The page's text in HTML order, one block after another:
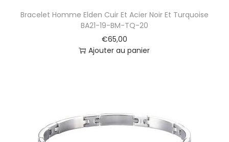
Bracelet Homme Elden Cuir Et Acier Noir Et Turquoise
BA21-19-BM-TQ-20
€65,00
Ajouter au panier